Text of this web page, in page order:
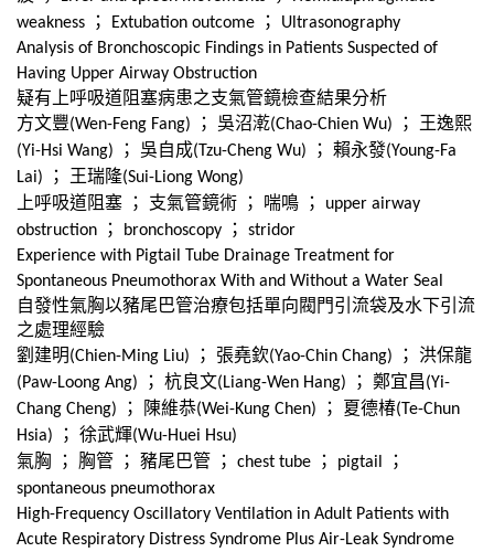
weakness
； Extubation outcome ；
Ultrasonography
Analysis of Bronchoscopic Findings in Patients Suspected of
Having Upper Airway Obstruction
疑有上呼吸道阻塞病患之支氣管鏡檢查結果分析
方文豐(Wen-Feng Fang) ； 吳沼漧(Chao-Chien Wu) ； 王逸熙
(Yi-Hsi Wang) ； 吳自成(Tzu-Cheng Wu) ； 賴永發(Young-Fa
Lai)
； 王瑞隆(Sui-Liong Wong)
上呼吸道阻塞 ； 支氣管鏡術 ； 喘鳴 ；
upper airway
obstruction
； bronchoscopy ；
stridor
Experience with Pigtail Tube Drainage Treatment for
Spontaneous Pneumothorax With and Without a Water Seal
自發性氣胸以豬尾巴管治療包括單向閥門引流袋及水下引流
之處理經驗
劉建明(Chien-Ming Liu) ； 張堯欽(Yao-Chin Chang) ； 洪保龍
(Paw-Loong Ang) ； 杭良文(Liang-Wen Hang) ； 鄭宜昌(Yi-
Chang Cheng)
； 陳維恭(Wei-Kung Chen) ； 夏德椿(Te-Chun
Hsia)
； 徐武輝(Wu-Huei Hsu)
氣胸 ； 胸管 ； 豬尾巴管 ； chest tube ； pigtail ；
spontaneous pneumothorax
High-Frequency Oscillatory Ventilation in Adult Patients with
Acute Respiratory Distress Syndrome Plus Air-Leak Syndrome